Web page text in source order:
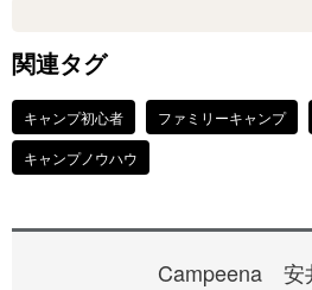
関連タグ
キャンプ初心者 ファミリーキャンプ
キャンプノウハウ
Campeena 安